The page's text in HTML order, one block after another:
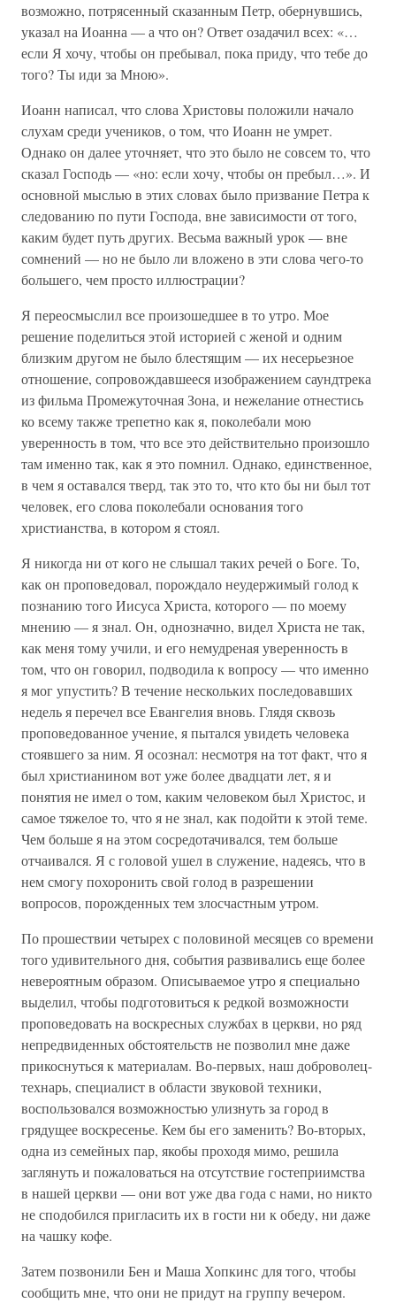
возможно, потрясенный сказанным Петр, обернувшись,
указал на Иоанна — а что он? Ответ озадачил всех: «…
если Я хочу, чтобы он пребывал, пока приду, что тебе до
того? Ты иди за Мною».
Иоанн написал, что слова Христовы положили начало
слухам среди учеников, о том, что Иоанн не умрет.
Однако он далее уточняет, что это было не совсем то, что
сказал Господь — «но: если хочу, чтобы он пребыл…». И
основной мыслью в этих словах было призвание Петра к
следованию по пути Господа, вне зависимости от того,
каким будет путь других. Весьма важный урок — вне
сомнений — но не было ли вложено в эти слова чего-то
большего, чем просто иллюстрации?
Я переосмыслил все произошедшее в то утро. Мое
решение поделиться этой историей с женой и одним
близким другом не было блестящим — их несерьезное
отношение, сопровождавшееся изображением саундтрека
из фильма Промежуточная Зона, и нежелание отнестись
ко всему также трепетно как я, поколебали мою
уверенность в том, что все это действительно произошло
там именно так, как я это помнил. Однако, единственное,
в чем я оставался тверд, так это то, что кто бы ни был тот
человек, его слова поколебали основания того
христианства, в котором я стоял.
Я никогда ни от кого не слышал таких речей о Боге. То,
как он проповедовал, порождало неудержимый голод к
познанию того Иисуса Христа, которого — по моему
мнению — я знал. Он, однозначно, видел Христа не так,
как меня тому учили, и его немудреная уверенность в
том, что он говорил, подводила к вопросу — что именно
я мог упустить? В течение нескольких последовавших
недель я перечел все Евангелия вновь. Глядя сквозь
проповедованное учение, я пытался увидеть человека
стоявшего за ним. Я осознал: несмотря на тот факт, что я
был христианином вот уже более двадцати лет, я и
понятия не имел о том, каким человеком был Христос, и
самое тяжелое то, что я не знал, как подойти к этой теме.
Чем больше я на этом сосредотачивался, тем больше
отчаивался. Я с головой ушел в служение, надеясь, что в
нем смогу похоронить свой голод в разрешении
вопросов, порожденных тем злосчастным утром.
По прошествии четырех с половиной месяцев со времени
того удивительного дня, события развивались еще более
невероятным образом. Описываемое утро я специально
выделил, чтобы подготовиться к редкой возможности
проповедовать на воскресных службах в церкви, но ряд
непредвиденных обстоятельств не позволил мне даже
прикоснуться к материалам. Во-первых, наш доброволец-
технарь, специалист в области звуковой техники,
воспользовался возможностью улизнуть за город в
грядущее воскресенье. Кем бы его заменить? Во-вторых,
одна из семейных пар, якобы проходя мимо, решила
заглянуть и пожаловаться на отсутствие гостеприимства
в нашей церкви — они вот уже два года с нами, но никто
не сподобился пригласить их в гости ни к обеду, ни даже
на чашку кофе.
Затем позвонили Бен и Маша Хопкинс для того, чтобы
сообщить мне, что они не придут на группу вечером.